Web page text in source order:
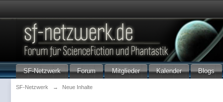
SF-Netzwerk Forum Mitglieder Kalender Blogs
SF-Netzwerk → Neue Inhalte